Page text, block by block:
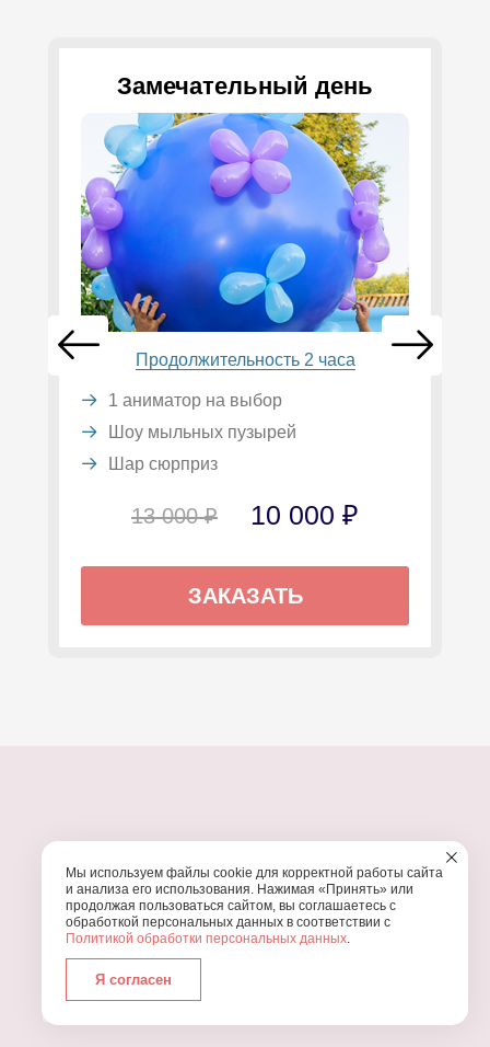
Замечательный день
Продолжительность 2 часа
1 аниматор на выбор
Шоу мыльных пузырей
Шар сюрприз
13 000 ₽ 10 000 ₽
ЗАКАЗАТЬ
УЗНАЙТЕ, ПОЧЕМУ ПРОВЕДЕНИЕВАШЕГО
ПРАЗДНИКА СТОИТ ДОВЕРИТЬ НАМ
Работаем с 2016 года
Мы используем файлы cookie для корректной работы сайта
и анализа его использования. Нажимая «Принять» или
продолжая пользоваться сайтом, вы соглашаетесь с
обработкой персональных данных в соответствии с
Политикой обработки персональных данных.
Я согласен